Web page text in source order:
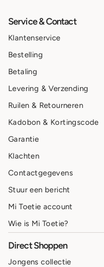
Service & Contact
Klantenservice
Bestelling
Betaling
Levering & Verzending
Ruilen & Retourneren
Kadobon & Kortingscode
Garantie
Klachten
Contactgegevens
Stuur een bericht
Mi Toetie account
Wie is Mi Toetie?
Direct Shoppen
Jongens collectie